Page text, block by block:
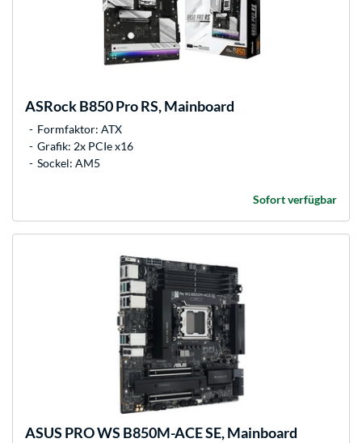
ASRockB850 Pro RS, Mainboard
Formfaktor: ATX
Grafik: 2x PCIe x16
Sockel: AM5
Sofort verfügbar
ASUS PRO WS B850M-ACE SE, Mainboard